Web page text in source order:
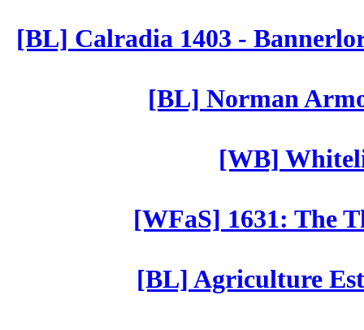
[BL] Calradia 1403 -
[BL] Norman
[WB]
[WFaS] 1631: The
[BL] Agriculture